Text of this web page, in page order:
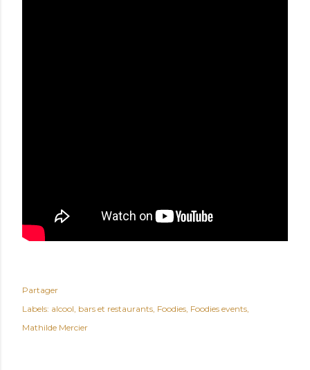
Partager
Labels: alcool bars et restaurants Foodies Foodies events
Mathilde Mercier